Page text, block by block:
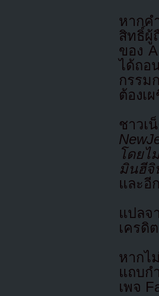
หากค
สิทธิ์ผู้
ของ
ได้ถอ
กรรม
ต้องเ
ชาวเ
โดย
มินฮีจิ
และอี
แปล
เครดิ
หากไ
แถบก
เพจ